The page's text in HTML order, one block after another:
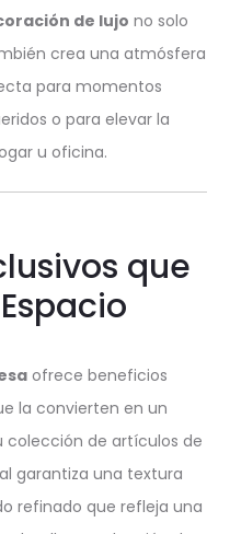
de lujo no solo
crea una atmósfera
para momentos
o para elevar la
u oficina.
que
ofrece beneficios
la convierten en un
de artículos de
garantiza una textura
refinado que refleja una